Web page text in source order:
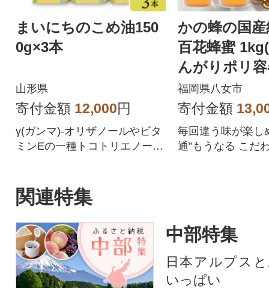
まいにちのこめ油150
0g×3本
山形県
寄付金額 12,000円
γ(ガンマ)-オリザノールやビタ
ミンEの一種トコトリエノール
かの蜂の国
百花蜂蜜
んがりポリ
八女市
福岡県八女市
寄付金額
毎回違う味が楽し
通”もうなる こだ
関連特集
中部特集
日本アルプス
いっぱい